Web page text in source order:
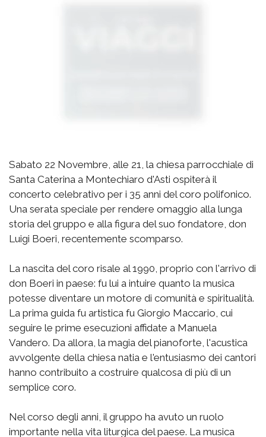
Sabato 22 Novembre, alle 21, la chiesa parrocchiale di
Santa Caterina a Montechiaro d'Asti ospiterà il
concerto celebrativo per i 35 anni del coro polifonico.
Una serata speciale per rendere omaggio alla lunga
storia del gruppo e alla figura del suo fondatore, don
Luigi Boeri, recentemente scomparso.
La nascita del coro risale al 1990, proprio con l'arrivo di
don Boeri in paese: fu lui a intuire quanto la musica
potesse diventare un motore di comunità e spiritualità.
La prima guida fu artistica fu Giorgio Maccario, cui
seguire le prime esecuzioni affidate a Manuela
Vandero. Da allora, la magia del pianoforte, l'acustica
avvolgente della chiesa natia e l'entusiasmo dei cantori
hanno contribuito a costruire qualcosa di più di un
semplice coro.
Nel corso degli anni, il gruppo ha avuto un ruolo
importante nella vita liturgica del paese. La musica